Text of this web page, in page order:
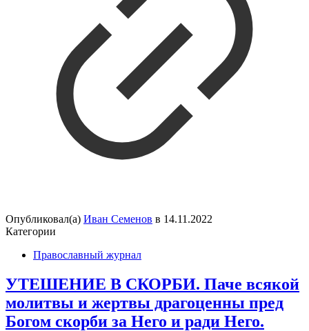
Опубликовал(а) Иван Семенов в 14.11.2022
Категории
Православный журнал
УТЕШЕНИЕ В СКОРБИ. Паче всякой
молитвы и жертвы драгоценны пред
Богом скорби за Него и ради Него.